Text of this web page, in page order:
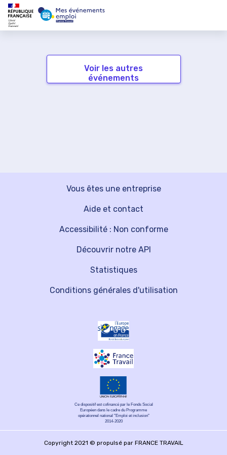
Voir les autres
événements
Vous êtes une entreprise
Découvrir notre API
Aide et contact
Statistiques
Accessibilité : Non conforme
Conditions générales d'utilisation
Ce dispositif est cofinancé par le Fonds Social
Européen dans le cadre du Programme
opérationnel national "Emploi et inclusion"
2014-2020
Copyright 2021 © propulsé par FRANCE TRAVAIL